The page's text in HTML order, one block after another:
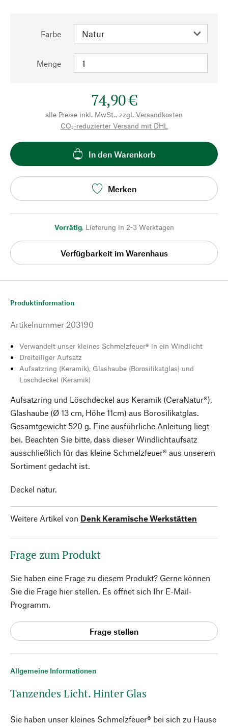
Farbe
Menge
74,90 €
alle Preise inkl. MwSt., zzgl. Versandkosten
CO₂-reduzierter Versand mit DHL
In den Warenkorb
Merken
Vorrätig, Lieferung in 2-3 Werktagen
Verfügbarkeit im Warenhaus
Allgemeine Informationen
Tanzendes Licht. Hinter Glas
Sie haben unser kleines Schmelzfeuer® bei sich zu Hause
Produktinformation
Artikelnummer 203190
Verwandelt unser kleines Schmelzfeuer® in ein Windlicht
Dreiteiliger Aufsatz
Aufsatzring (Keramik), Glashaube (Borosilikatglas) und
Löschdeckel (Keramik)
Aufsatzring und Löschdeckel aus Keramik (CeraNatur®),
Glashaube (Ø 13 cm, Höhe 11cm) aus Borosilikatglas.
Gesamtgewicht 520 g. Eine ausführliche Anleitung liegt
bei. Beachten Sie bitte, dass dieser Windlichtaufsatz
ausschließlich für das kleine Schmelzfeuer® aus unserem
Sortiment gedacht ist.
Deckel natur.
Weitere Artikel von Denk Keramische Werkstätten
Frage zum Produkt
Sie haben eine Frage zu diesem Produkt? Gerne können
Sie die Frage hier stellen. Es öffnet sich Ihr E-Mail-
Programm.
Frage stellen